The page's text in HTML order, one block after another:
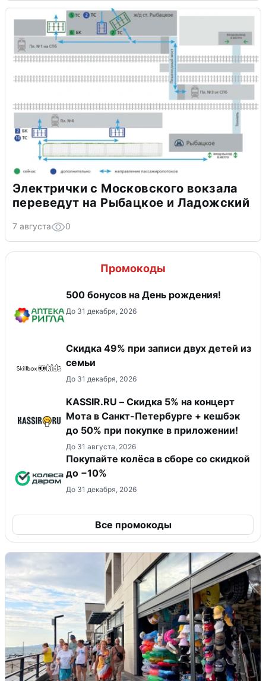
Электрички с Московского вокзала
переведут на Рыбацкое и Ладожский
7 августа 0
Промокоды
500 бонусов на День рождения!
До 31 декабря, 2026
Скидка 49% при записи двух детей из
семьи
До 31 декабря, 2026
KASSIR.RU – Скидка 5% на концерт
Мота в Санкт-Петербурге + кешбэк
до 50% при покупке в приложении!
До 31 августа, 2026
Покупайте колёса в сборе со скидкой
до −10%
До 31 декабря, 2026
Все промокоды